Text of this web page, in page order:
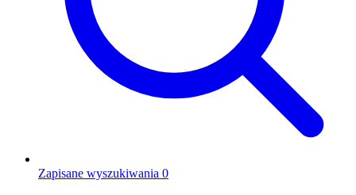
Zapisane wyszukiwania 0